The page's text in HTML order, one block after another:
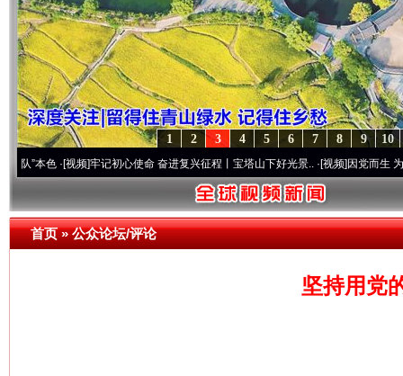
10
9
8
7
6
5
4
3
2
1
·[视频]牢记初心使命 奋进复兴征程丨宝塔山下好光景..·[视频]因党而生 为党而战——
首页»公众论坛/评论
坚持用党